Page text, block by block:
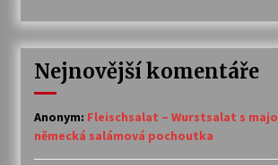
Nejnovější komentáře
Anonym: Fleischsalat – Wurstsalat s
německá salámová pochoutka